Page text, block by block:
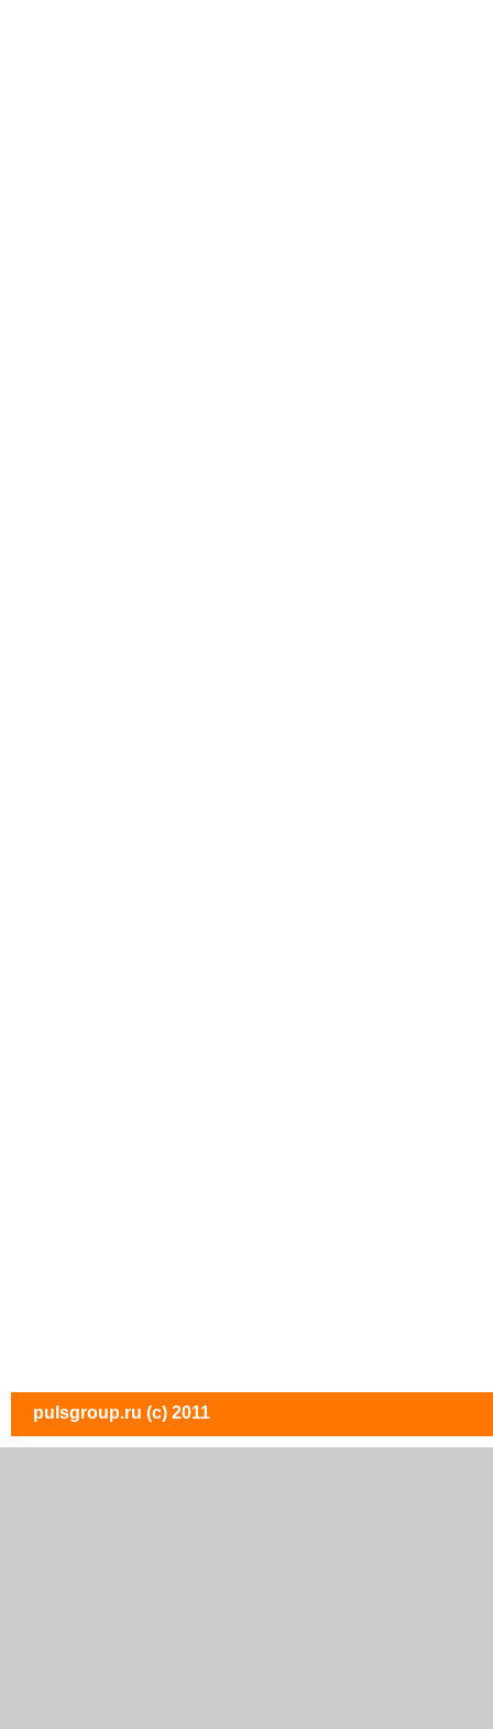
pulsgroup.ru (c) 2011